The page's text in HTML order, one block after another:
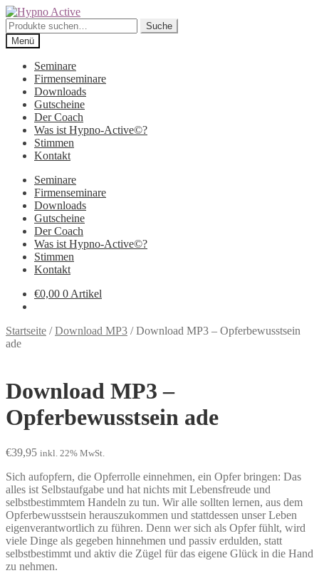
Zur
Navigation
springen
Zum
Inhalt
springen
Suche
nach:
Suche
Menü
Seminare
Firmenseminare
Downloads
Gutscheine
Der Coach
Was ist Hypno-Active©?
Stimmen
Kontakt
Seminare
Firmenseminare
Downloads
Gutscheine
Der Coach
Was ist Hypno-Active©?
Stimmen
Kontakt
€0,00 0 Artikel
Startseite /Download MP3 /Download MP3 – Opferbewusstsein
ade
Download MP3 –
Opferbewusstsein ade
€39,95 inkl. 22% MwSt.
Sich aufopfern, die Opferrolle einnehmen, ein Opfer bringen: Das
alles ist Selbstaufgabe und hat nichts mit Lebensfreude und
selbstbestimmtem Handeln zu tun. Wir alle sollten lernen, aus dem
Opferbewusstsein herauszukommen und stattdessen unser Leben
eigenverantwortlich zu führen. Denn wer sich als Opfer fühlt, wird
viele Dinge als gegeben hinnehmen und passiv erdulden, statt
selbstbestimmt und aktiv die Zügel für das eigene Glück in die Hand
zu nehmen.